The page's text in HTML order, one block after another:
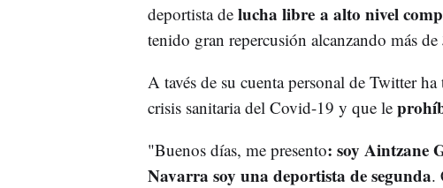
deportista delucha libre a alto nivel
tenido gran repercusión alcanzando más de
A tavés de su cuenta personal de Twitter
crisis sanitaria del Covid-19 y que le
"Buenos días, me presento: soy Aintzane
Navarra soy una deportista de segunda.